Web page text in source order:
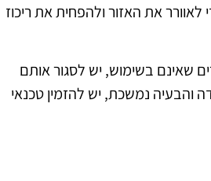
את האזור ולהפחית את ריכוז
שאינם בשימוש, יש לסגור אותם
נמשכת, יש להזמין טכנאי